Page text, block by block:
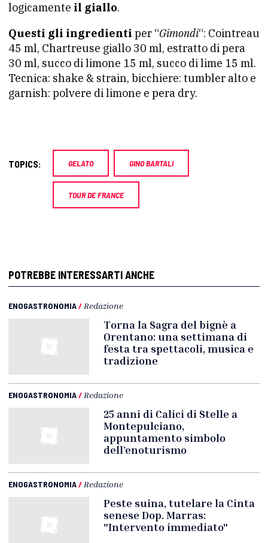
logicamente il giallo.
Questi gli ingredienti per “Gimondi“: Cointreau
45 ml, Chartreuse giallo 30 ml, estratto di pera
30 ml, succo di limone 15 ml, succo di lime 15 ml.
Tecnica: shake & strain, bicchiere: tumbler alto e
garnish: polvere di limone e pera dry.
TOPICS: GELATO GINO BARTALI
TOUR DE FRANCE
POTREBBE INTERESSARTI ANCHE
ENOGASTRONOMIA/ Redazione
Torna la Sagra del bignè a
Orentano: una settimana di
festa tra spettacoli, musica e
tradizione
ENOGASTRONOMIA/ Redazione
25 anni di Calici di Stelle a
Montepulciano,
appuntamento simbolo
dell’enoturismo
ENOGASTRONOMIA/ Redazione
Peste suina, tutelare la Cinta
senese Dop. Marras:
"Intervento immediato"